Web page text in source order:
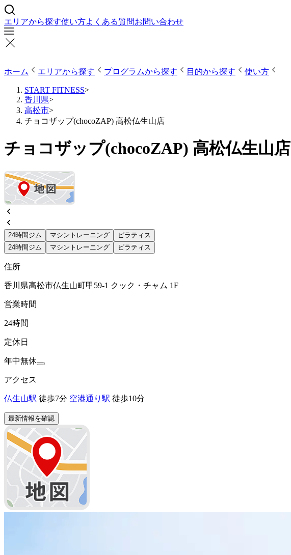
エリアから探す使い方よくある質問お問い合わせ
ホーム エリアから探す プログラムから探す 目的から探す 使い方
START FITNESS>
香川県>
高松市>
チョコザップ(chocoZAP) 高松仏生山店
チョコザップ(chocoZAP) 高松仏生山店
24時間ジム マシントレーニング
ピラティス
24時間ジム
マシントレーニング ピラティス
住所
香川県高松市仏生山町甲59-1 クック・チャム 1F
営業時間
24時間
定休日
年中無休
アクセス
仏生山駅 徒歩7分 空港通り駅 徒歩10分
最新情報を確認